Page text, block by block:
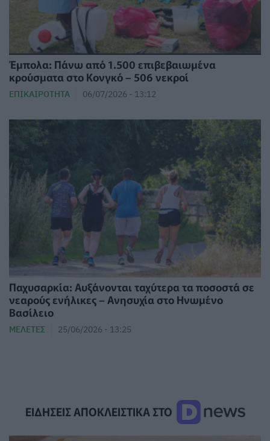
Έμπολα: Πάνω από 1.500 επιβεβαιωμένα
κρούσματα στο Κονγκό – 506 νεκροί
ΕΠΙΚΑΙΡΌΤΗΤΑ 06/07/2026 - 13:12
Παχυσαρκία: Αυξάνονται ταχύτερα τα ποσοστά σε
νεαρούς ενήλικες – Ανησυχία στο Ηνωμένο
Βασίλειο
ΜΕΛΈΤΕΣ 25/06/2026 - 13:25
ΕΙΔΗΣΕΙΣ ΑΠΟΚΛΕΙΣΤΙΚΑ ΣΤΟ